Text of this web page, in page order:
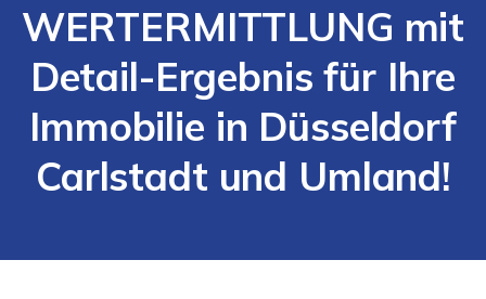
WERTERMITTLUNG mit
Detail-Ergebnis für Ihre
Immobilie in Düsseldorf
Carlstadt und Umland!